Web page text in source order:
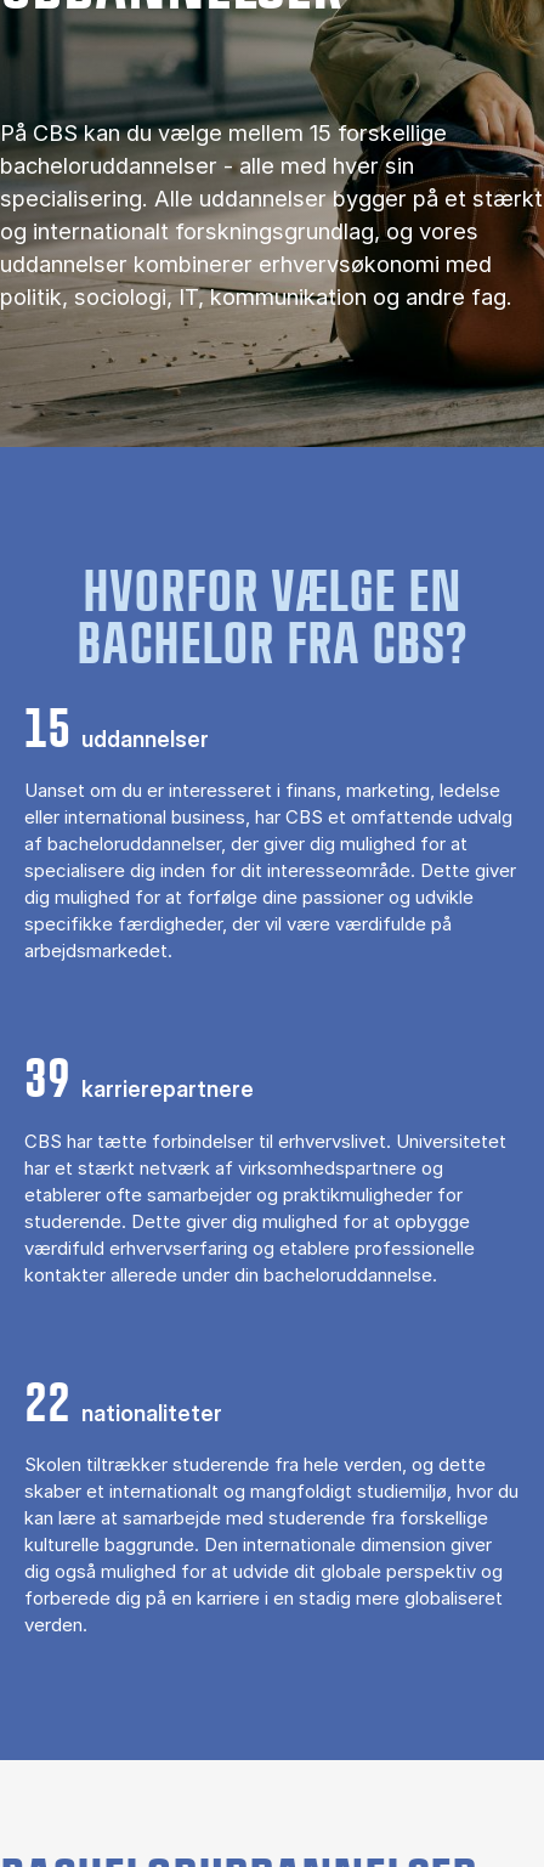
På CBS kan du vælge mellem 15 forskellige
bacheloruddannelser - alle med hver sin
specialisering. Alle uddannelser bygger på et stærkt
og internationalt forskningsgrundlag, og vores
uddannelser kombinerer erhvervsøkonomi med
politik, sociologi, IT, kommunikation og andre fag.
HVORFOR VÆLGE EN
BACHELOR FRA CBS?
15 uddannelser
Uanset om du er interesseret i finans, marketing, ledelse
eller international business, har CBS et omfattende udvalg
af bacheloruddannelser, der giver dig mulighed for at
specialisere dig inden for dit interesseområde. Dette giver
dig mulighed for at forfølge dine passioner og udvikle
specifikke færdigheder, der vil være værdifulde på
arbejdsmarkedet.
39 karrierepartnere
CBS har tætte forbindelser til erhvervslivet. Universitetet
har et stærkt netværk af virksomhedspartnere og
etablerer ofte samarbejder og praktikmuligheder for
studerende. Dette giver dig mulighed for at opbygge
værdifuld erhvervserfaring og etablere professionelle
kontakter allerede under din bacheloruddannelse.
22 nationaliteter
Skolen tiltrækker studerende fra hele verden, og dette
skaber et internationalt og mangfoldigt studiemiljø, hvor du
kan lære at samarbejde med studerende fra forskellige
kulturelle baggrunde. Den internationale dimension giver
dig også mulighed for at udvide dit globale perspektiv og
forberede dig på en karriere i en stadig mere globaliseret
verden.